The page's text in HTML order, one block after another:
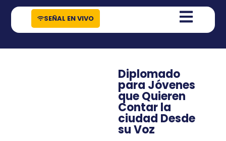
contenido
SEÑAL EN VIVO
Diplomado
para Jóvenes
que Quieren
Contar la
ciudad Desde
su Voz